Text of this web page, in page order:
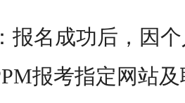
报名成功后，因
报考指定网站